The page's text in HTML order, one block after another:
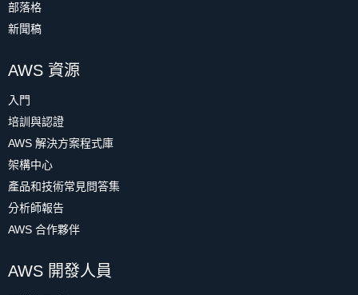
部落格
新聞稿
AWS 資源
入門
培訓與認證
AWS 解決方案程式庫
架構中心
產品和技術常見問答集
分析師報告
AWS 合作夥伴
AWS 開發人員